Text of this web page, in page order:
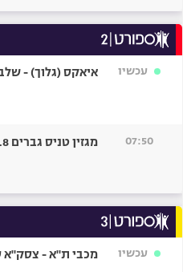
עכשיו איאקס (גלוך) -
07:50 מגזין טניס גברים 6.8
עכשיו מכבי ת"א - צסק"א